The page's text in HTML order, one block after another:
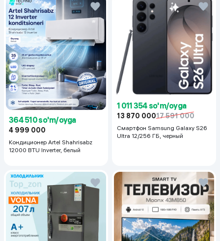
364 510 so'm/oyga
4 999 000
Кондиционер Artel Shahrisabz
12000 BTU Inverter, белый
1 011 354 so'm/oyga
13 870 00017 591 000
Смартфон Samsung Galaxy S26
Ultra 12/256 ГБ, черный